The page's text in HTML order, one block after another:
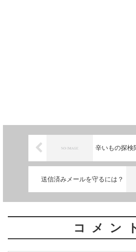
辛いもの探
送信済みメールを守るには？
コメン